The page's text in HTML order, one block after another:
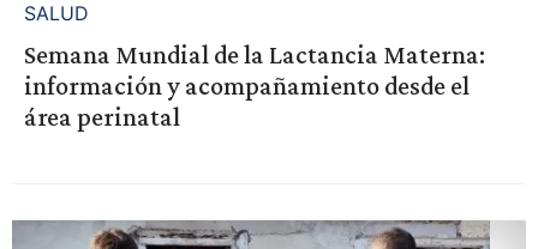
SALUD
Semana Mundial de la Lactancia Materna:
información y acompañamiento desde el
área perinatal